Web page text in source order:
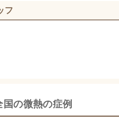
フ
国の微熱の症例